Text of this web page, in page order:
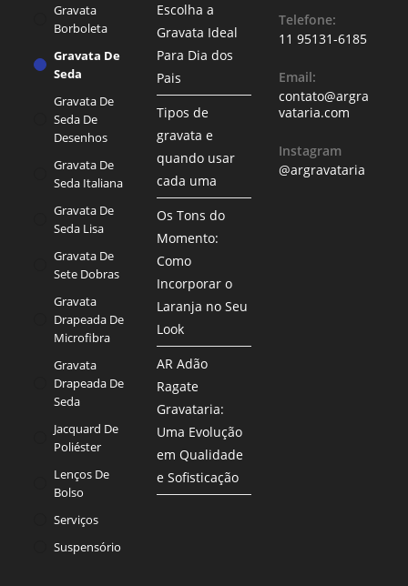
Gravata
Borboleta
Gravata De
Seda
Gravata De
Seda De
Desenhos
Gravata De
Seda Italiana
Gravata De
Seda Lisa
Gravata De
Sete Dobras
Gravata
Drapeada De
Microfibra
Gravata
Drapeada De
Seda
Jacquard De
Poliéster
Lenços De
Bolso
Serviços
Suspensório
Escolha a
Gravata Ideal
Para Dia dos
Pais
Tipos de
gravata e
quando usar
cada uma
Os Tons do
Momento:
Como
Incorporar o
Laranja no Seu
Look
AR Adão
Ragate
Gravataria:
Uma Evolução
em Qualidade
e Sofisticação
Telefone:
11 95131-6185
Email:
contato@argra
vataria.com
Instagram
@argravataria